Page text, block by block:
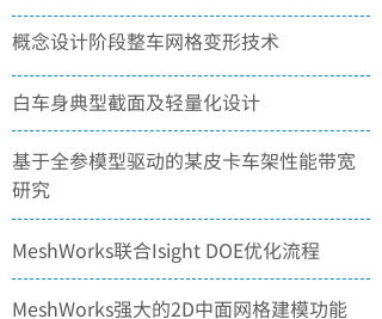
概念设计阶段整车网格变形技术
MeshWorks联合Isight DOE优化流程
白车身典型截面及轻量化设计
基于全参模型驱动的某皮卡车架性能带宽
研究
MeshWorks强大的2D中面网格建模功能